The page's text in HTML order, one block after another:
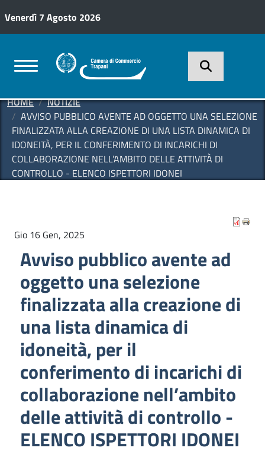
Venerdì 7 Agosto 2026
HOME
NOTIZIE
AVVISO PUBBLICO AVENTE AD OGGETTO UNA SELEZIONE
FINALIZZATA ALLA CREAZIONE DI UNA LISTA DINAMICA DI
IDONEITÀ, PER IL CONFERIMENTO DI INCARICHI DI
COLLABORAZIONE NELL’AMBITO DELLE ATTIVITÀ DI
CONTROLLO - ELENCO ISPETTORI IDONEI
Gio 16 Gen, 2025
Avviso pubblico avente ad
oggetto una selezione
finalizzata alla creazione di
una lista dinamica di
idoneità, per il
conferimento di incarichi di
collaborazione nell’ambito
delle attività di controllo -
ELENCO ISPETTORI IDONEI